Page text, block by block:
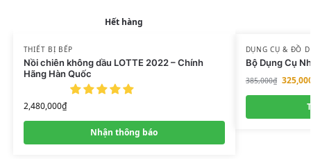
Hết hàng
THIẾT BỊ BẾP
Nồi chiên không dầu LOTTE 2022 – Chính
Hãng Hàn Quốc
2,480,000₫
Nhận thông báo
DỤNG CỤ & ĐỒ
Bộ Dụng Cụ
385,000₫